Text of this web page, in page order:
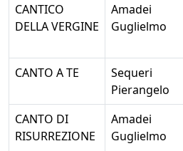
CANTICO
DELLA VERGINE
Amadei
Guglielmo
CANTO A TE
Sequeri
Pierangelo
CANTO DI
RISURREZIONE
Amadei
Guglielmo